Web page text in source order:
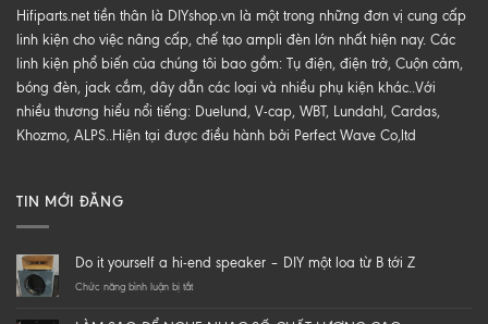
Hifiparts.net tiền thân là DIYshop.vn là một trong những đơn vị cung cấp
linh kiện cho việc nâng cấp, chế tạo ampli đèn lớn nhất hiện nay. Các
linh kiện phổ biến của chúng tôi bao gồm: Tụ điện, điện trở, Cuộn cảm,
bóng đèn, jack cắm, dây dẫn các loại và nhiều phụ kiện khác..Với
nhiều thương hiểu nổi tiếng: Duelund, V-cap, WBT, Lundahl, Cardas,
Khozmo, ALPS..Hiện tại được điều hành bởi Perfect Wave Co,ltd
TIN MỚI ĐĂNG
Do it yourself a hi-end speaker – DIY một loa từ B tới Z
Chức năng bình luận bị tắtở